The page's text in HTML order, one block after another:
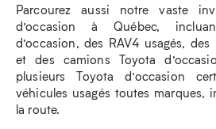
Parcourez aussi notre vaste
d’occasion à Québec,
d’occasion, des RAV4 usagés, des
et des camions Toyota
plusieurs Toyota d’occasion
véhicules usagés toutes marques,
la route.